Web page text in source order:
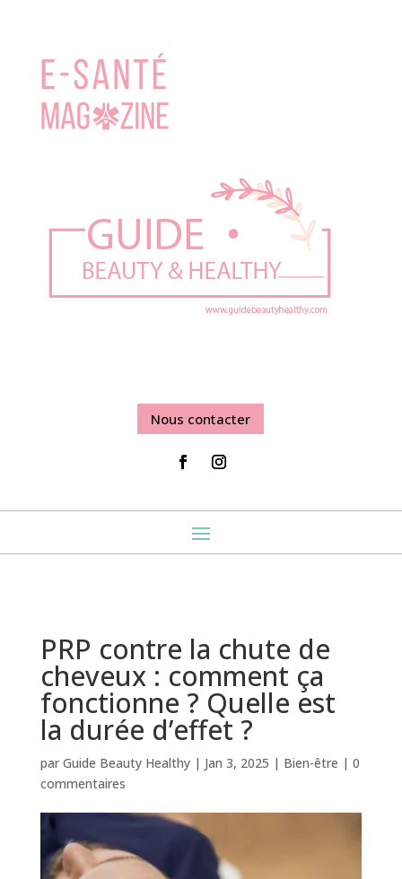
Nous contacter
PRP contre la chute de
cheveux : comment ça
fonctionne ? Quelle est
la durée d’effet ?
par Guide Beauty Healthy| Jan 3, 2025 | Bien-être | 0
commentaires